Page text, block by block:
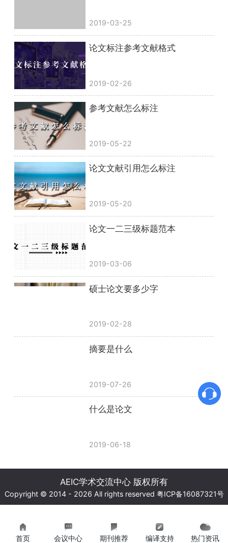
2019-03-25
论文标注参考文献格式
2019-02-26
参考文献怎么标注
2019-05-22
论文文献引用怎么标注
2019-05-20
论文一二三级标题范本
2019-03-06
硕士论文要多少字
2019-02-28
摘要是什么
2019-07-26
什么是论文
2019-06-18
AEIC学术交流中心 版权所有
Copyright © 2014 - 2026 All rights reserved 粤ICP备16087321号
首页 会议中心 期刊推荐 编译支持 热门资讯